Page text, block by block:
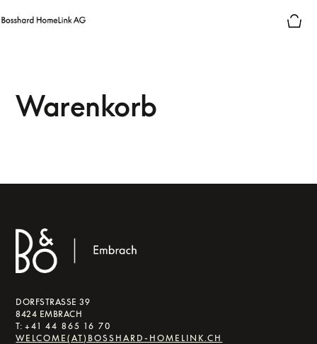
Warenkorb
DORFSTRASSE 39
8424 EMBRACH
T: +41 44 865 16 70
WELCOME(AT)BOSSHARD-HOMELINK.CH